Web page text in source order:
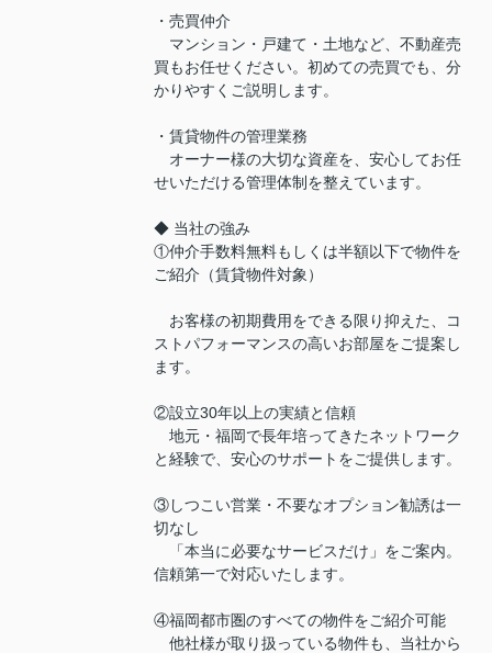
・売買仲介
マンション・戸建て・土地など、不動産売
買もお任せください。初めての売買でも、分
かりやすくご説明します。
・賃貸物件の管理業務
オーナー様の大切な資産を、安心してお任
せいただける管理体制を整えています。
◆ 当社の強み
①仲介手数料無料もしくは半額以下で物件を
ご紹介（賃貸物件対象）
お客様の初期費用をできる限り抑えた、コ
ストパフォーマンスの高いお部屋をご提案し
ます。
②設立30年以上の実績と信頼
地元・福岡で長年培ってきたネットワーク
と経験で、安心のサポートをご提供します。
③しつこい営業・不要なオプション勧誘は一
切なし
「本当に必要なサービスだけ」をご案内。
信頼第一で対応いたします。
④福岡都市圏のすべての物件をご紹介可能
他社様が取り扱っている物件も、当社から